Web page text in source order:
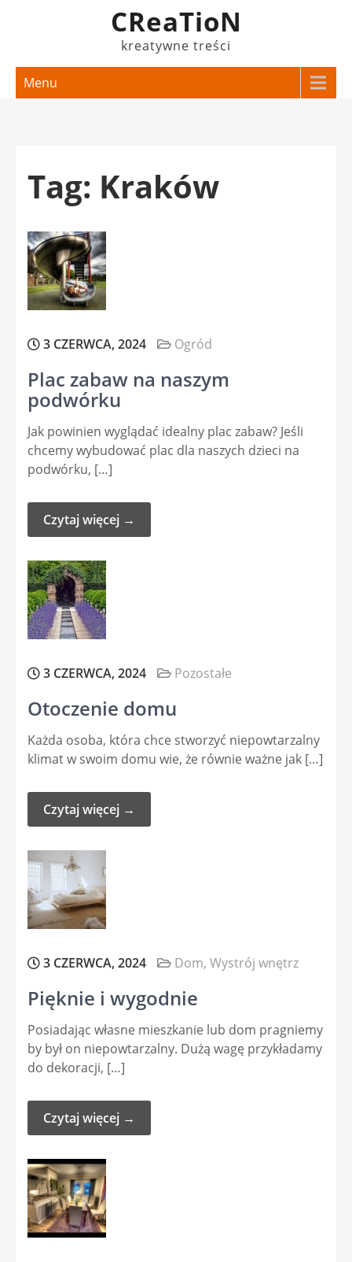
CReaTioN
kreatywne treści
Menu
Tag: Kraków
3 CZERWCA, 2024 Ogród
Plac zabaw na naszym
podwórku
Jak powinien wyglądać idealny plac zabaw? Jeśli
chcemy wybudować plac dla naszych dzieci na
podwórku, […]
Czytaj więcej →
3 CZERWCA, 2024 Pozostałe
Otoczenie domu
Każda osoba, która chce stworzyć niepowtarzalny
klimat w swoim domu wie, że równie ważne jak […]
Czytaj więcej →
3 CZERWCA, 2024 Dom, Wystrój wnętrz
Pięknie i wygodnie
Posiadając własne mieszkanie lub dom pragniemy
by był on niepowtarzalny. Dużą wagę przykładamy
do dekoracji, […]
Czytaj więcej →